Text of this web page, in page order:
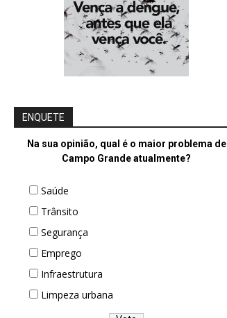
ENQUETE
Na sua opinião, qual é o maior problema de
Campo Grande atualmente?
Saúde
Trânsito
Segurança
Emprego
Infraestrutura
Limpeza urbana